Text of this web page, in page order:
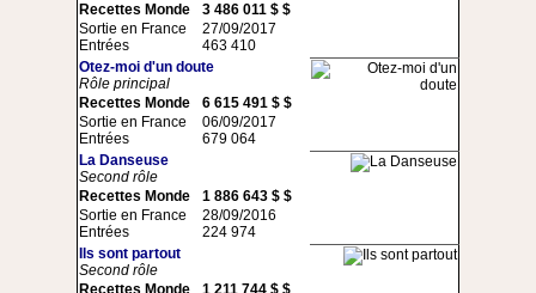
Recettes Monde
3 486 011 $ $
Sortie en France
Entrées
27/09/2017
463 410
Otez-moi d'un doute
Rôle principal
Recettes Monde
6 615 491 $ $
Sortie en France
Entrées
06/09/2017
679 064
La Danseuse
Second rôle
Recettes Monde
1 886 643 $ $
Sortie en France
Entrées
28/09/2016
224 974
Ils sont partout
Second rôle
Recettes Monde
1 211 744 $ $